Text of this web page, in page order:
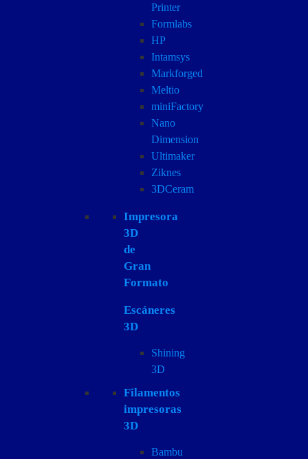
Printer
Formlabs
HP
Intamsys
Markforged
Meltio
miniFactory
Nano
Dimension
Ultimaker
Ziknes
3DCeram
Impresora
3D
de
Gran
Formato
Escáneres
3D
Shining
3D
Filamentos
impresoras
3D
Bambu